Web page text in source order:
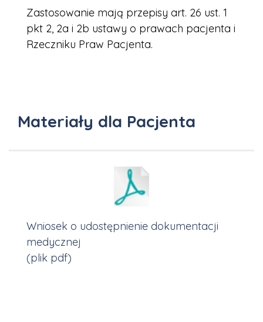
Zastosowanie mają przepisy art. 26 ust. 1
pkt 2, 2a i 2b ustawy o prawach pacjenta i
Rzeczniku Praw Pacjenta.
Materiały dla Pacjenta
Wniosek o udostępnienie dokumentacji
medycznej
(plik pdf)